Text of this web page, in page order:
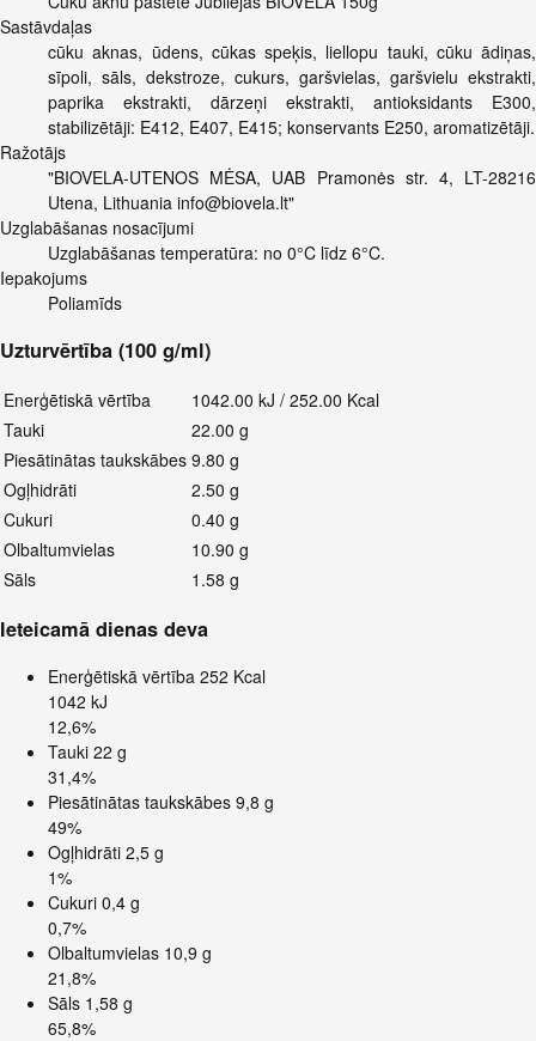
Sastāvdaļas
cūku aknas, ūdens, cūkas speķis, liellopu tauki, cūku ādiņas,
sīpoli, sāls, dekstroze, cukurs, garšvielas, garšvielu ekstrakti,
paprika ekstrakti, dārzeņi ekstrakti, antioksidants E300,
stabilizētāji: E412, E407, E415; konservants E250, aromatizētāji.
Ražotājs
"BIOVELA-UTENOS MĖSA, UAB Pramonės str. 4, LT-28216
Utena, Lithuania info@biovela.lt"
Uzglabāšanas nosacījumi
Uzglabāšanas temperatūra: no 0°C līdz 6°C.
Iepakojums
Poliamīds
Uzturvērtība (100 g/ml)
Enerģētiskā vērtība
1042.00 kJ / 252.00 Kcal
Tauki
22.00 g
Piesātinātas taukskābes 9.80 g
Ogļhidrāti
2.50 g
Cukuri
0.40 g
Olbaltumvielas
10.90 g
Sāls
1.58 g
Ieteicamā dienas deva
Enerģētiskā vērtība 252 Kcal
1042 kJ
12,6%
Tauki 22 g
31,4%
Piesātinātas taukskābes 9,8 g
49%
Ogļhidrāti 2,5 g
1%
Cukuri 0,4 g
0,7%
Olbaltumvielas 10,9 g
21,8%
Sāls 1,58 g
65,8%